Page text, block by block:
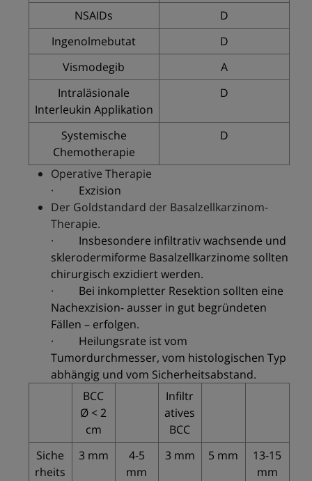
NSAIDs
D
Ingenolmebutat
D
Vismodegib
A
Intraläsionale
Interleukin Applikation
D
Systemische
Chemotherapie
D
Operative Therapie
· Exzision
Der Goldstandard der Basalzellkarzinom-
Therapie.
· Insbesondere infiltrativ wachsende und
sklerodermiforme Basalzellkarzinome sollten
chirurgisch exzidiert werden.
· Bei inkompletter Resektion sollten eine
Nachexzision- ausser in gut begründeten
Fällen – erfolgen.
· Heilungsrate ist vom
Tumordurchmesser, vom histologischen Typ
abhängig und vom Sicherheitsabstand.
BCC
Ø < 2
cm
Infiltr
atives
BCC
Siche
rheits
3 mm
4-5
mm
3 mm 5 mm
13-15
mm